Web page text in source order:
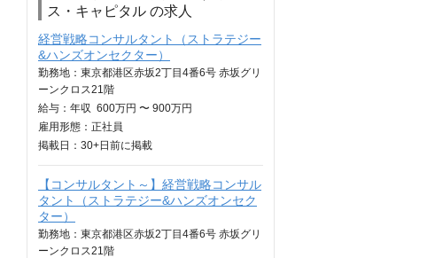
ス・キャピタル の求人
経営戦略コンサルタント（ストラテジー
&ハンズオンセクター）
勤務地：東京都港区赤坂2丁目4番6号 赤坂グリ
ーンクロス21階
給与： 年収 600万円 〜 900万円
雇用形態：正社員
掲載日： 30+日 前に掲載
【コンサルタント～】経営戦略コンサル
タント（ストラテジー&ハンズオンセク
ター）
勤務地：東京都港区赤坂2丁目4番6号 赤坂グリ
ーンクロス21階